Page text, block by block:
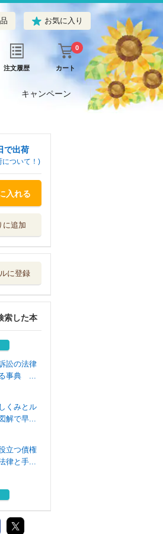
お気に入り
注文履歴 カート
0
キャンペーン
で出荷
について！)
入れる
追加
に登録
索した本
立つ債権
律と手...
立つ内容
立つ不動
本法律...
訟の法律
事典 ...
くみとル
解で早...
立つ債権
律と手...
立つ内容